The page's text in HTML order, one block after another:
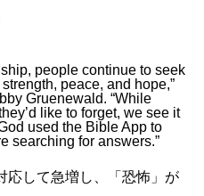
people continue to seek
peace, and hope,”
Gruenewald. “While
like to forget, we see it
used the Bible App to
searching for answers.”
応して急増し、「恐怖」が